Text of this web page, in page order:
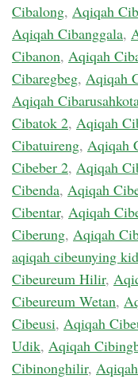
Cibalong, Aqiqah
Aqiqah Cibanggala,
Cibanon, Aqiqah
Cibaregbeg, Aqiqah
Aqiqah
Cibatok 2, Aqiqah
Cibatuireng, Aqiqah
Cibeber 2, Aqiqah
Cibenda, Aqiqah
Cibentar, Aqiqah
Ciberung, Aqiqah
aqiqah cibeunying
Cibeureum Hilir,
Cibeureum Wetan,
Cibeusi, Aqiqah
Udik, Aqiqah
Cibinonghilir,